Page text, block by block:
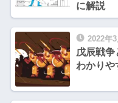
に解説
2022年3
戊辰戦
わかりや